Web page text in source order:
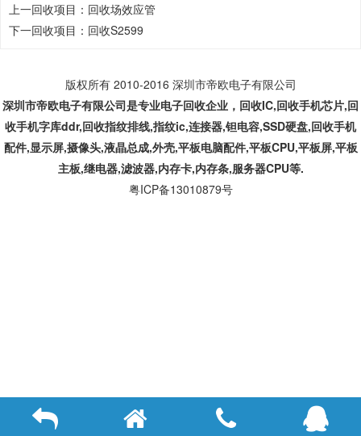
上一回收项目： 回收场效应管
下一回收项目： 回收S2599
版权所有 2010-2016 深圳市帝欧电子有限公司
深圳市帝欧电子有限公司是专业电子回收企业，回收IC,回收手机芯片,回
收手机字库ddr,回收指纹排线,指纹ic,连接器,钽电容,SSD硬盘,回收手机
配件,显示屏,摄像头,液晶总成,外壳,平板电脑配件,平板CPU,平板屏,平板
主板,继电器,滤波器,内存卡,内存条,服务器CPU等.
粤ICP备13010879号